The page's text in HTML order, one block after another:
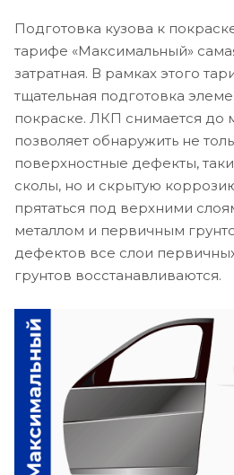
Подготовка кузова к
тарифе «Максимальный»
затратная. В рамках этого
тщательная подготовка
покраске. ЛКП снимается до
позволяет обнаружить не
поверхностные дефекты,
сколы, но и скрытую
прятаться под верхними
металлом и первичным
дефектов все слои
грунтов восстанавливаются.